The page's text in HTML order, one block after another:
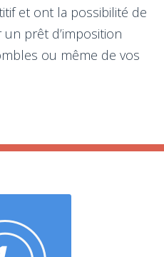
et ont la possibilité de
prêt d’imposition
ou même de vos